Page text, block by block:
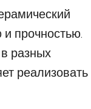
прочностью.
разных
реализовать